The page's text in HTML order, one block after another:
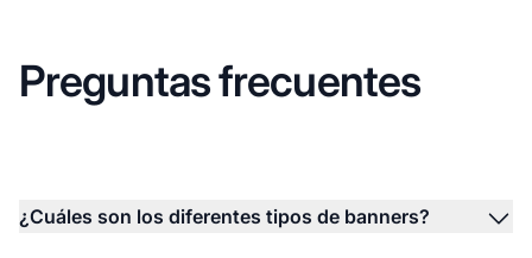
Preguntas frecuentes
¿Cuáles son los diferentes tipos de banners?